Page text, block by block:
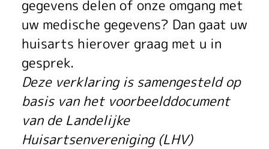
gegevens delen of onze omgang met
uw medische gegevens? Dan gaat uw
huisarts hierover graag met u in
gesprek.
Deze verklaring is samengesteld op
basis van het voorbeelddocument
van de Landelijke
Huisartsenvereniging (LHV)